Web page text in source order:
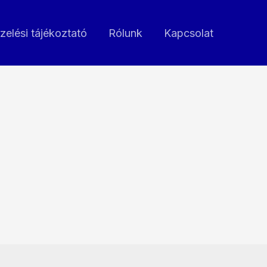
tájékoztató Rólunk Kapcsolat